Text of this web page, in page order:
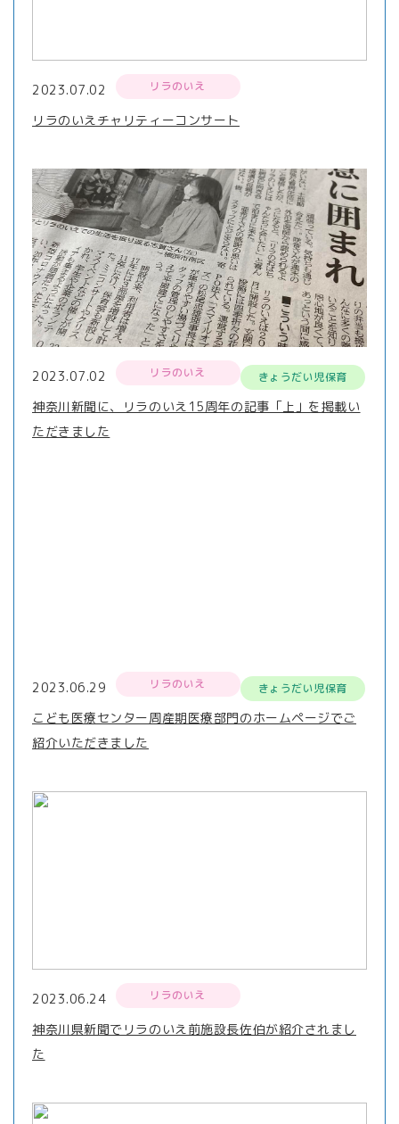
2023.07.02 リラのいえ
リラのいえチャリティーコンサート
2023.07.02 リラのいえ きょうだい児保育
神奈川新聞に、リラのいえ15周年の記事「上」を掲載い
ただきました
2023.06.29 リラのいえ きょうだい児保育
こども医療センター周産期医療部門のホームページでご
紹介いただきました
2023.06.24 リラのいえ
神奈川県新聞でリラのいえ前施設長佐伯が紹介されまし
た